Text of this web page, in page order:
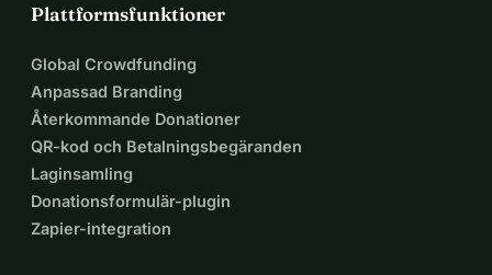
Plattformsfunktioner
Global Crowdfunding
Anpassad Branding
Återkommande Donationer
QR-kod och Betalningsbegäranden
Laginsamling
Donationsformulär-plugin
Zapier-integration